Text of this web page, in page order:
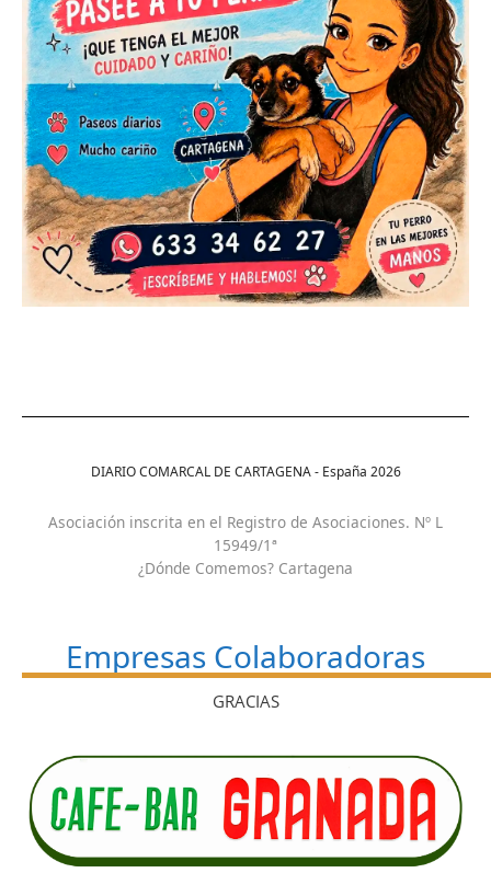
DIARIO COMARCAL DE CARTAGENA - España 2026
Asociación inscrita en el Registro de Asociaciones. Nº L
15949/1ª
¿Dónde Comemos? Cartagena
Empresas Colaboradoras
GRACIAS